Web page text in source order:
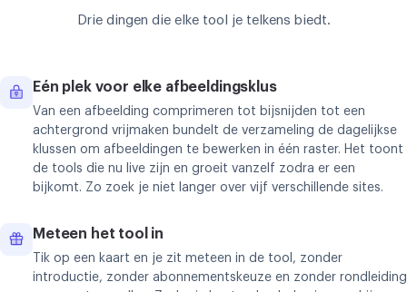
Drie dingen die elke tool je telkens biedt.
Eén plek voor elke afbeeldingsklus
Van een afbeelding comprimeren tot bijsnijden tot een
achtergrond vrijmaken bundelt de verzameling de dagelijkse
klussen om afbeeldingen te bewerken in één raster. Het toont
de tools die nu live zijn en groeit vanzelf zodra er een
bijkomt. Zo zoek je niet langer over vijf verschillende sites.
Meteen het tool in
Tik op een kaart en je zit meteen in de tool, zonder
introductie, zonder abonnementskeuze en zonder rondleiding